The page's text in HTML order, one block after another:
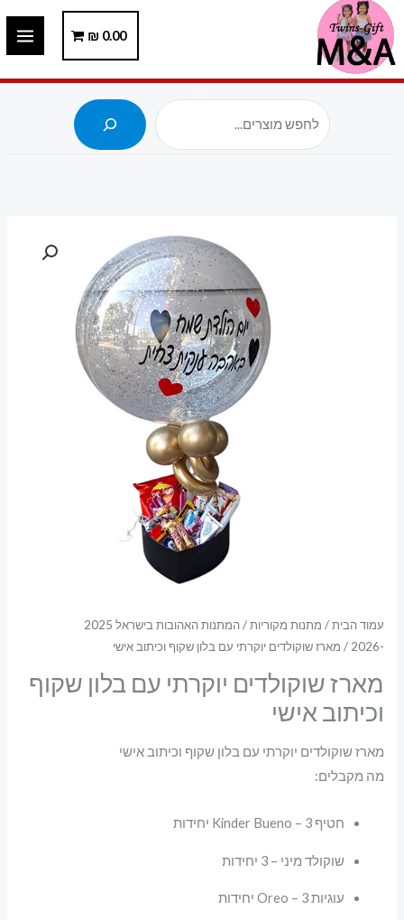
דילוג
לתוכן
0.00
₪
עמוד הבית/ מתנות מקוריות/
המתנות האהובות בישראל 2025
-2026
/ מארז שוקולדים יוקרתי עם בלון שקוף וכיתוב אישי
מארז שוקולדים יוקרתי עם בלון שקוף
וכיתוב אישי
מארז שוקולדים יוקרתי עם בלון שקוף וכיתוב אישי
מה מקבלים:
חטיף Kinder Bueno – 3 יחידות
שוקולד מיני – 3 יחידות
עוגיות Oreo – 3 יחידות